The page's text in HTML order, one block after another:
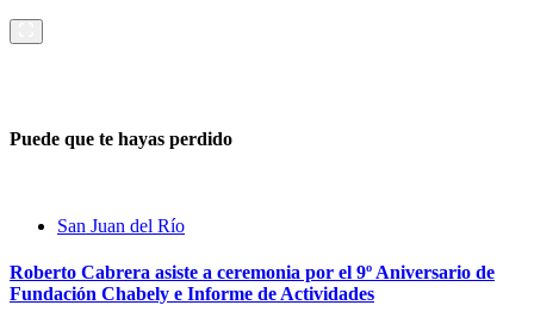
Puede que te hayas perdido
San Juan del Río
Roberto Cabrera asiste a ceremonia por el 9º Aniversario de
Fundación Chabely e Informe de Actividades